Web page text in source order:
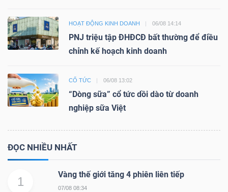
HOẠT ĐỘNG KINH DOANH 06/08 14:14
PNJ triệu tập ĐHĐCĐ bất thường để điều
chỉnh kế hoạch kinh doanh
CỔ TỨC 06/08 13:02
“Dòng sữa” cổ tức dồi dào từ doanh
nghiệp sữa Việt
ĐỌC NHIỀU NHẤT
1
Vàng thế giới tăng 4 phiên liên tiếp
07/08 08:34